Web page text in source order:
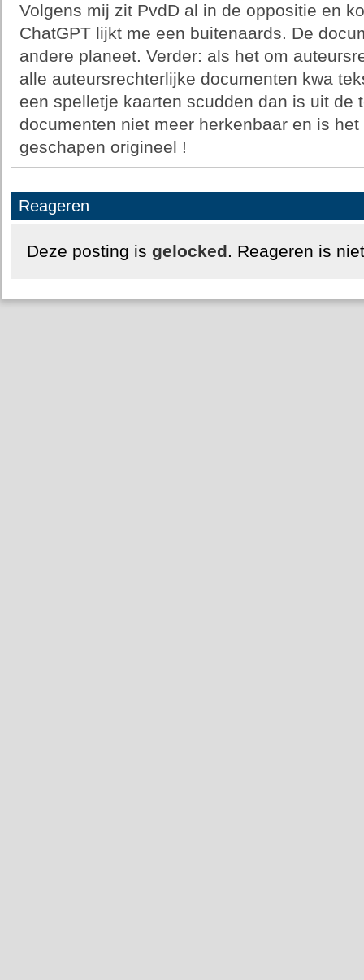
Volgens mij zit PvdD al in de oppositie en
ChatGPT lijkt me een buitenaards. De
andere planeet. Verder: als het om
alle auteursrechterlijke documenten kwa
een spelletje kaarten scudden dan is uit de
documenten niet meer herkenbaar en is
geschapen origineel !
Reageren
Deze posting is gelocked. Reageren is